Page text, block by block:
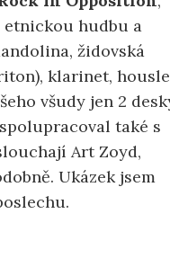
hudbu a
židovská
klarinet,
všudy jen 2
spolupracoval také s
Art Zoyd,
Ukázek jsem